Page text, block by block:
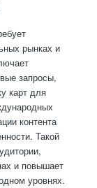
рынках и
запросы,
карт для
контента
Такой
и повышает
уровнях.